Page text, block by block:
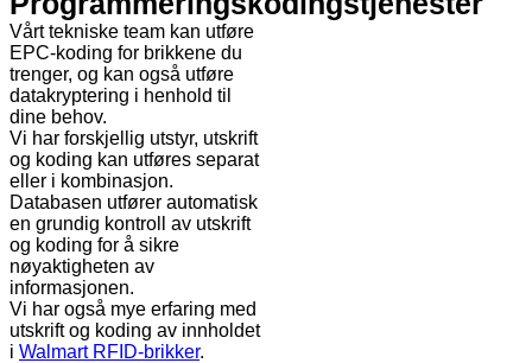
Vårt tekniske team kan utføre
EPC-koding for brikkene du
trenger, og kan også utføre
datakryptering i henhold til
dine behov.
Vi har forskjellig utstyr, utskrift
og koding kan utføres separat
eller i kombinasjon.
Databasen utfører automatisk
en grundig kontroll av utskrift
og koding for å sikre
nøyaktigheten av
informasjonen.
Vi har også mye erfaring med
utskrift og koding av innholdet
i Walmart RFID-brikker.